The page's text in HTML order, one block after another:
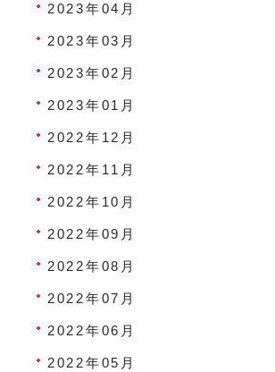
2023年04月
2023年03月
2023年02月
2023年01月
2022年12月
2022年11月
2022年10月
2022年09月
2022年08月
2022年07月
2022年06月
2022年05月